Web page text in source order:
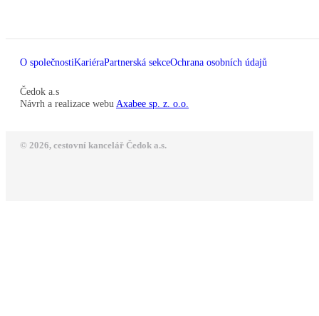
O společnostiKariéraPartnerská sekceOchrana osobních údajů
Čedok a.s
Návrh a realizace webu Axabee sp. z. o.o.
© 2026, cestovní kancelář Čedok a.s.